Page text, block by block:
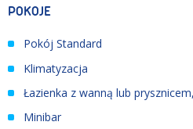
POKOJE
Pokój Standard
Klimatyzacja
Łazienka z wanną lub
Minibar